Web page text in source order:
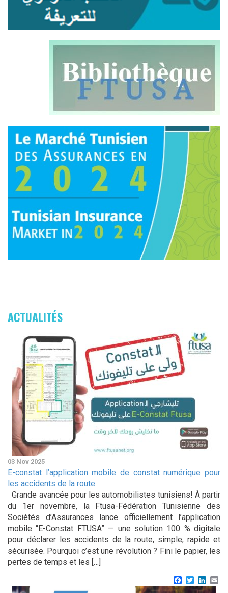
ACTUALITÉS
03 Nov 2025
E-constat l’application mobile de constat numérique pour
les accidents de la route
Grande avancée pour les automobilistes tunisiens! À partir
du 1er novembre, la Ftusa-Fédération Tunisienne des
Sociétés d’Assurances lance officiellement l’application
mobile “E-Constat FTUSA” — une solution 100 % digitale
pour déclarer les accidents de la route, simple, rapide et
sécurisée. Pourquoi c’est une révolution ? Fini le papier, les
pertes de temps et les […]
Facebook
Twitter